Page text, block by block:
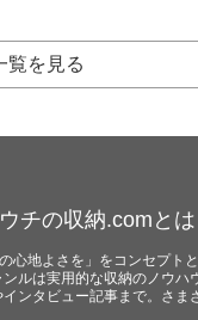
覧を見る
チの収納.comとは
心地よさを」をコンセプト
ルは実用的な収納のノウ
ンタビュー記事まで。さ